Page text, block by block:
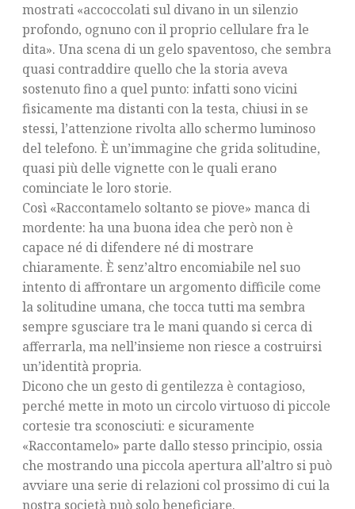
mostrati «accoccolati sul divano in un silenzio
profondo, ognuno con il proprio cellulare fra le
dita». Una scena di un gelo spaventoso, che sembra
quasi contraddire quello che la storia aveva
sostenuto fino a quel punto: infatti sono vicini
fisicamente ma distanti con la testa, chiusi in se
stessi, l’attenzione rivolta allo schermo luminoso
del telefono. È un’immagine che grida solitudine,
quasi più delle vignette con le quali erano
cominciate le loro storie.
Così «Raccontamelo soltanto se piove» manca di
mordente: ha una buona idea che però non è
capace né di difendere né di mostrare
chiaramente. È senz’altro encomiabile nel suo
intento di affrontare un argomento difficile come
la solitudine umana, che tocca tutti ma sembra
sempre sgusciare tra le mani quando si cerca di
afferrarla, ma nell’insieme non riesce a costruirsi
un’identità propria.
Dicono che un gesto di gentilezza è contagioso,
perché mette in moto un circolo virtuoso di piccole
cortesie tra sconosciuti: e sicuramente
«Raccontamelo» parte dallo stesso principio, ossia
che mostrando una piccola apertura all’altro si può
avviare una serie di relazioni col prossimo di cui la
nostra società può solo beneficiare.